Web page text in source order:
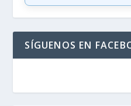
SÍGUENOS EN